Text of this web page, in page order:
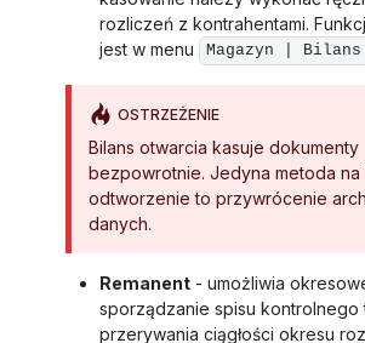
rozliczeń z kontrahentami.
jest w menu
Magazyn |
OSTRZEŻENIE
Bilans otwarcia kasuje dokumenty
bezpowrotnie. Jedyna metoda na
odtworzenie to przywrócenie
danych.
Remanent - umożliwia
sporządzanie spisu kontrolnego
przerywania ciągłości okresu